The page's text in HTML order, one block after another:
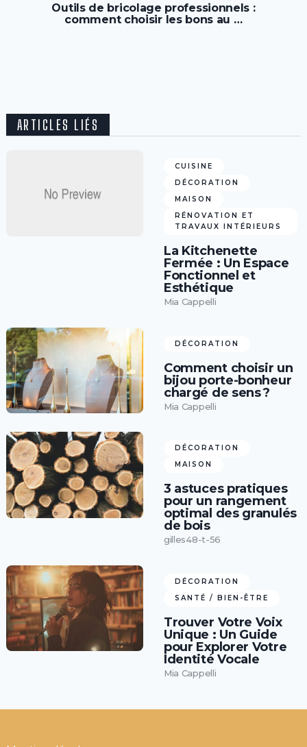
Outils de bricolage professionnels :
comment choisir les bons au …
ARTICLES LIÉS
CUISINE
DÉCORATION
MAISON
RÉNOVATION ET
TRAVAUX INTÉRIEURS
La Kitchenette
Fermée : Un Espace
Fonctionnel et
Esthétique
Mia Cappelli
DÉCORATION
Comment choisir un
bijou porte-bonheur
chargé de sens ?
Mia Cappelli
DÉCORATION
MAISON
3 astuces pratiques
pour un rangement
optimal des granulés
de bois
gilles48-t-56
DÉCORATION
SANTÉ / BIEN-ÊTRE
Trouver Votre Voix
Unique : Un Guide
pour Explorer Votre
Identité Vocale
Mia Cappelli